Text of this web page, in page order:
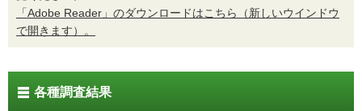
「Adobe Reader」のダウンロードはこちら（新しいウインドウ
で開きます）。
各種調査結果